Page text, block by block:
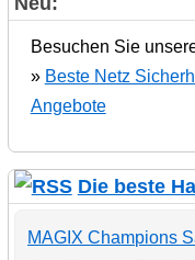
Besuchen Sie
» Beste Netz
Angebote
Die beste
MAGIX Champions